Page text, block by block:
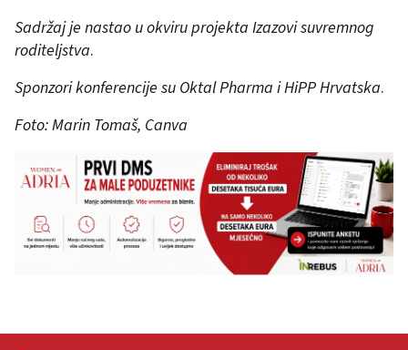
Sadržaj je nastao u okviru projekta Izazovi suvremnog
roditeljstva.
Sponzori konferencije su Oktal Pharma i HiPP Hrvatska.
Foto: Marin Tomaš, Canva